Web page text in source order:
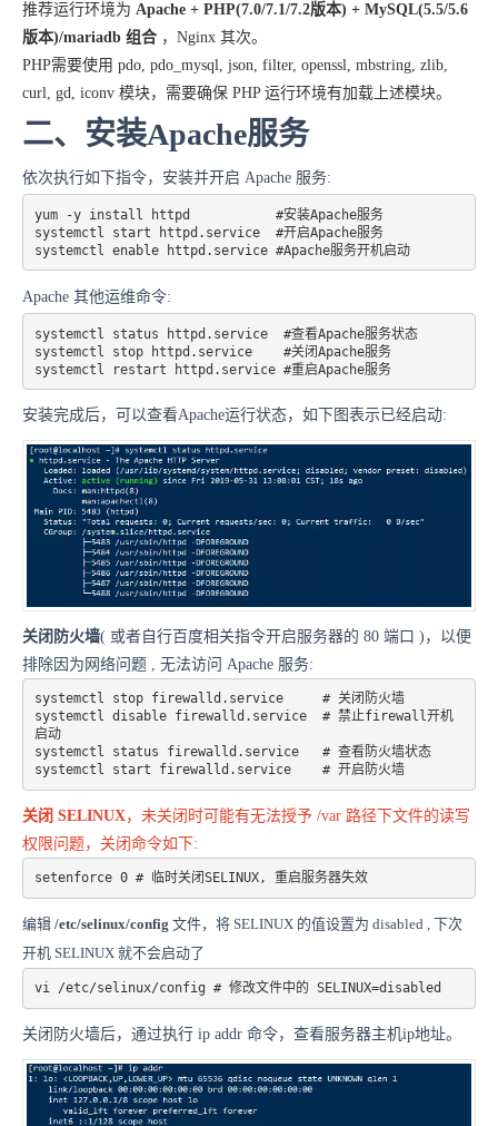
推荐运行环境为 Apache + PHP(7.0/7.1/7.2版本) + MySQL(5.5/5.6
版本)/mariadb 组合 ，Nginx 其次。
PHP需要使用 pdo, pdo_mysql, json, filter, openssl, mbstring, zlib,
curl, gd, iconv 模块，需要确保 PHP 运行环境有加载上述模块。
二、安装Apache服务
依次执行如下指令，安装并开启 Apache 服务:
yum -y install httpd           #安装Apache服务
systemctl start httpd.service  #开启Apache服务
systemctl enable httpd.service #Apache服务开机启动
Apache 其他运维命令:
systemctl status httpd.service  #查看Apache服务状态
systemctl stop httpd.service    #关闭Apache服务
systemctl restart httpd.service #重启Apache服务
安装完成后，可以查看Apache运行状态，如下图表示已经启动:
关闭防火墙( 或者自行百度相关指令开启服务器的 80 端口 )，以便
排除因为网络问题 , 无法访问 Apache 服务:
systemctl stop firewalld.service     # 关闭防火墙
systemctl disable firewalld.service  # 禁止firewall开机
启动
systemctl status firewalld.service   # 查看防火墙状态
systemctl start firewalld.service    # 开启防火墙
关闭 SELINUX，未关闭时可能有无法授予 /var 路径下文件的读写
权限问题，关闭命令如下:
setenforce 0 # 临时关闭SELINUX, 重启服务器失效
编辑 /etc/selinux/config 文件，将 SELINUX 的值设置为 disabled , 下次
开机 SELINUX 就不会启动了
关闭防火墙后，通过执行 ip addr 命令，查看服务器主机ip地址。